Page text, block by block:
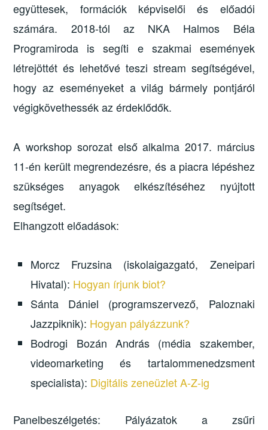
együttesek, formációk képviselői és előadói
számára. 2018-tól az NKA Halmos Béla
Programiroda is segíti e szakmai események
létrejöttét és lehetővé teszi stream segítségével,
hogy az eseményeket a világ bármely pontjáról
végigkövethessék az érdeklődők.
A workshop sorozat első alkalma 2017. március
11-én került megrendezésre, és a piacra lépéshez
szükséges anyagok elkészítéséhez nyújtott
segítséget.
Elhangzott előadások:
Morcz Fruzsina (iskolaigazgató, Zeneipari
Hivatal): Hogyan írjunk biot?
Sánta Dániel (programszervező, Paloznaki
Jazzpiknik): Hogyan pályázzunk?
Bodrogi Bozán András (média szakember,
videomarketing és tartalommenedzsment
specialista): Digitális zeneüzlet A-Z-ig
Panelbeszélgetés: Pályázatok a zsűri